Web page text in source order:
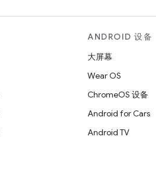
ANDROID 设备
大屏幕
Wear OS
ChromeOS 设备
Android for Cars
Android TV